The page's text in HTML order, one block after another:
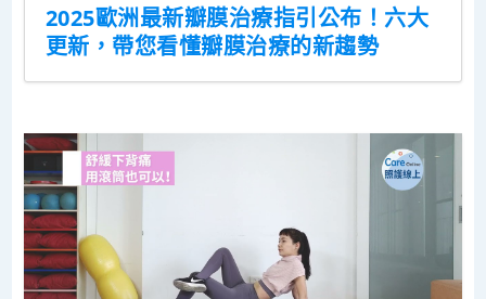
2025歐洲最新瓣膜治療指引公布！六大
更新，帶您看懂瓣膜治療的新趨勢